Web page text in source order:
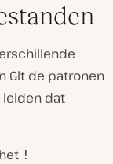
Git de patronen
leiden dat
!